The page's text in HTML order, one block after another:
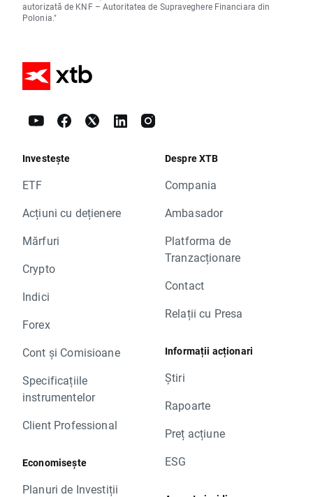
autorizată de KNF – Autoritatea de Supraveghere Financiara din
Polonia."
Investește
ETF
Acțiuni cu dețienere
Mărfuri
Crypto
Indici
Forex
Cont și Comisioane
Specificațiile
instrumentelor
Client Professional
Economisește
Planuri de Investiții
Despre XTB
Compania
Ambasador
Platforma de
Tranzacționare
Contact
Relații cu Presa
Informații acționari
Știri
Rapoarte
Preț acțiune
ESG